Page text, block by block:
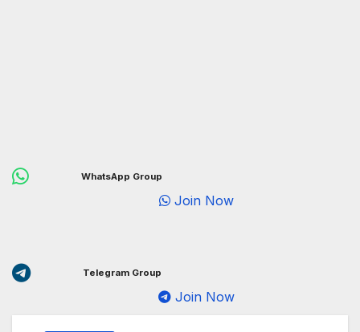
WhatsApp Group
Join Now
Telegram Group
Join Now